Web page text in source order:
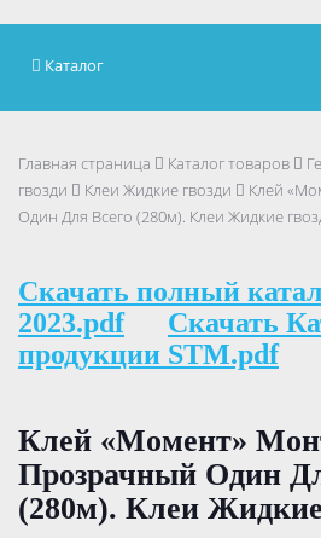
Каталог
Главная страница Каталог товаров
гвозди
Клеи Жидкие гвозди
Клей
Один Для Всего (280м). Клеи Жидкие
Скачать полный
2023.pdf
Скачать
продукции STM.pdf
Клей «Момент»
Прозрачный Один
(280м). Клеи Жидкие